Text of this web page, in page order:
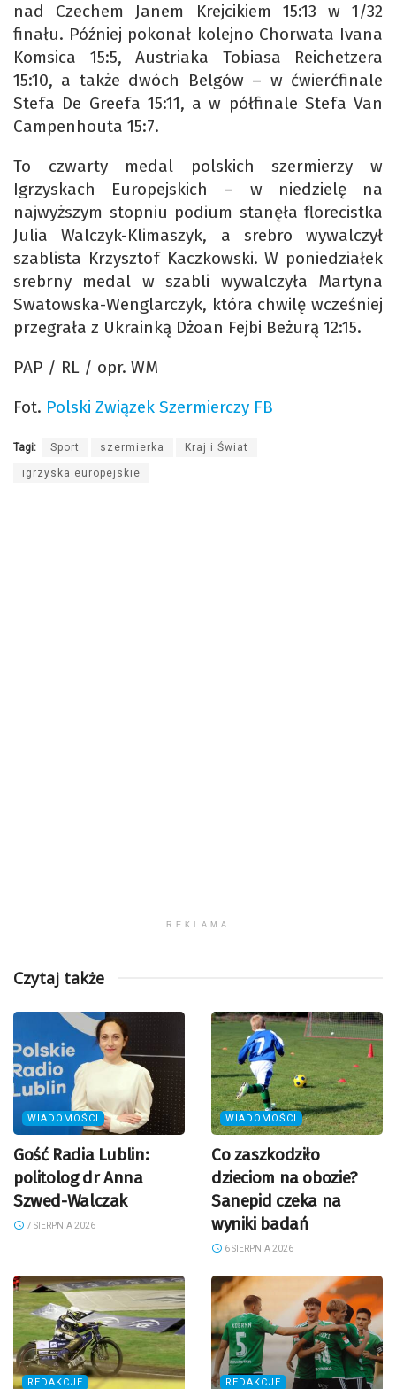
nad Czechem Janem Krejcikiem 15:13 w 1/32
finału. Później pokonał kolejno Chorwata Ivana
Komsica 15:5, Austriaka Tobiasa Reichetzera
15:10, a także dwóch Belgów – w ćwierćfinale
Stefa De Greefa 15:11, a w półfinale Stefa Van
Campenhouta 15:7.
To czwarty medal polskich szermierzy w
Igrzyskach Europejskich – w niedzielę na
najwyższym stopniu podium stanęła florecistka
Julia Walczyk-Klimaszyk, a srebro wywalczył
szablista Krzysztof Kaczkowski. W poniedziałek
srebrny medal w szabli wywalczyła Martyna
Swatowska-Wenglarczyk, która chwilę wcześniej
przegrała z Ukrainką Dżoan Fejbi Beżurą 12:15.
PAP / RL / opr. WM
Fot. Polski Związek Szermierczy FB
Tagi: Sport szermierka Kraj i Świat
igrzyska europejskie
REKLAMA
Czytaj także
WIADOMOŚCI
Gość Radia Lublin:
politolog dr Anna
Szwed-Walczak
7 SIERPNIA 2026
WIADOMOŚCI
Co zaszkodziło
dzieciom na obozie?
Sanepid czeka na
wyniki badań
6 SIERPNIA 2026
REDAKCJE REDAKCJE